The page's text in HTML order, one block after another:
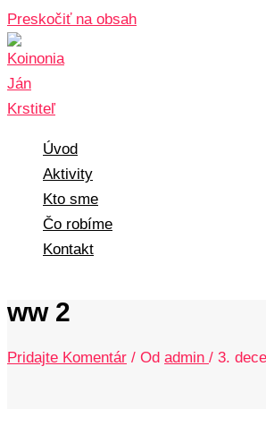
Preskočiť na obsah
Úvod
Aktivity
Kto sme
Čo robíme
Kontakt
ww 2
Pridajte Komentár / Od admin / 3.